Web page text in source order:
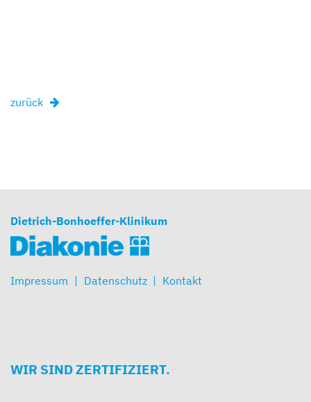
zurück
Dietrich-Bonhoeffer-Klinikum
Impressum Datenschutz Kontakt
WIR SIND ZERTIFIZIERT.